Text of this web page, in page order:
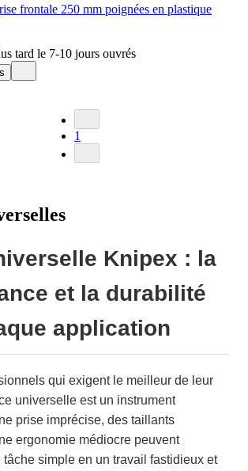
frontale 250 mm poignées en plastique
tard le 7-10 jours ouvrés
1
Knipex : la
et la durabilité
application
qui exigent le meilleur de leur
universelle est un instrument
prise imprécise, des taillants
ergonomie médiocre peuvent
tâche simple en un travail fastidieux et